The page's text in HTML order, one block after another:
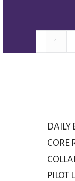
Ale
DAILY
CORE
PILOT